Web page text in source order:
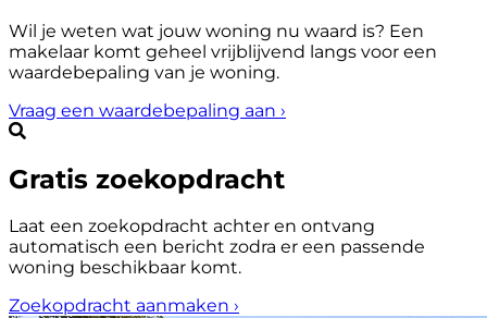
Wil je weten wat jouw woning nu waard is? Een
makelaar komt geheel vrijblijvend langs voor een
waardebepaling van je woning.
Vraag een waardebepaling aan ›
Gratis zoekopdracht
Laat een zoekopdracht achter en ontvang
automatisch een bericht zodra er een passende
woning beschikbaar komt.
Zoekopdracht aanmaken ›